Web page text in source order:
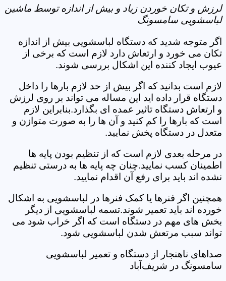
لرزش و تکان خوردن زیاد و بیش از اندازه توسط ماشین
لباسشویی سامسونگ
اگر متوجه شدید که دستگاه لباسشویی بیش از اندازه
تکان می خورد و ارتعاش دارد لازم است که برخی از
عیوب ایجاد کننده این اشکال بررسی شوند.
لازم است بدانید که اگر بیش از حد لازم بارها را داخل
دستگاه قرار داده اید این مساله می تواند بر روی لرزش
و ارتعاش دستگاه تاثیر عمده ای بگذارد.بنابراین لازم
است که بارها را کم کنید و آن ها را به صورت متوازن و
متعدل در دستگاه پخش نمایید.
در مرحله بعدی لازم است که از تنظیم بودن پایه ها
اطمینان کسب نمایید.چنان چه پایه ها به درستی تنظیم
نشده اند باید برای رفع آن اقدام نمایید.
همچنین اگر فنرها یا کمک فنرها در لباسشویی به اشکال
خورده اند باید تعمیر شوند.تسمه لباسشویی از دیگر
بخش های مهم در دستگاه است که اگر خراب شود می
تواند سبب مرتعش شدن لباسشویی شود.
صداهای ناهنجار از دستگاه و تعمیر لباسشویی
سامسونگ در شریف‌آباد